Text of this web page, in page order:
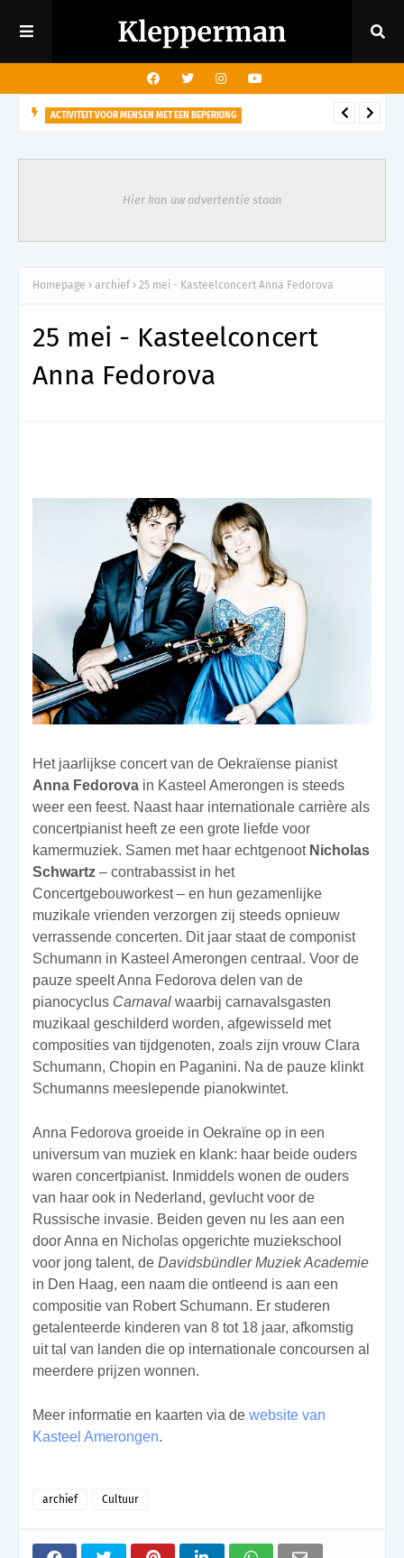
ACTIVITEIT VOOR MENSEN MET EEN BEPERKING
visuele beperking
Hier kan uw advertentie staan
Homepage archief 25 mei - Kasteelconcert Anna Fedorova
25 mei - Kasteelconcert
Anna Fedorova
Het jaarlijkse concert van de Oekraïense pianist
Anna Fedorova in Kasteel Amerongen is steeds
weer een feest. Naast haar internationale carrière als
concertpianist heeft ze een grote liefde voor
kamermuziek. Samen met haar echtgenoot Nicholas
Schwartz – contrabassist in het
Concertgebouworkest – en hun gezamenlijke
muzikale vrienden verzorgen zij steeds opnieuw
verrassende concerten. Dit jaar staat de componist
Schumann in Kasteel Amerongen centraal. Voor de
pauze speelt Anna Fedorova delen van de
pianocyclus Carnaval waarbij carnavalsgasten
muzikaal geschilderd worden, afgewisseld met
composities van tijdgenoten, zoals zijn vrouw Clara
Schumann, Chopin en Paganini. Na de pauze klinkt
Schumanns meeslepende pianokwintet.
Anna Fedorova groeide in Oekraïne op in een
universum van muziek en klank: haar beide ouders
waren concertpianist. Inmiddels wonen de ouders
van haar ook in Nederland, gevlucht voor de
Russische invasie. Beiden geven nu les aan een
door Anna en Nicholas opgerichte muziekschool
voor jong talent, de Davidsbündler Muziek Academie
in Den Haag, een naam die ontleend is aan een
compositie van Robert Schumann. Er studeren
getalenteerde kinderen van 8 tot 18 jaar, afkomstig
uit tal van landen die op internationale concoursen al
meerdere prijzen wonnen.
Meer informatie en kaarten via de website van
Kasteel Amerongen.
archief Cultuur